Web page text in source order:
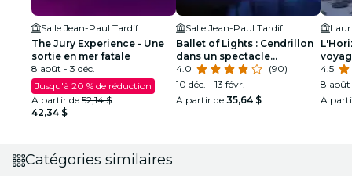
Salle Jean-Paul Tardif
The Jury Experience - Une
sortie en mer fatale
8 août - 3 déc.
Jusqu'à 20 % de réduction
À partir de 52,14 $
42,34 $
Salle Jean-Paul Tardif
Ballet of Lights : Cendrillon
dans un spectacle
éblouissant
4.0
(90)
10 déc. - 13 févr.
À partir de 35,64 $
4.5
8 août
À
Catégories similaires